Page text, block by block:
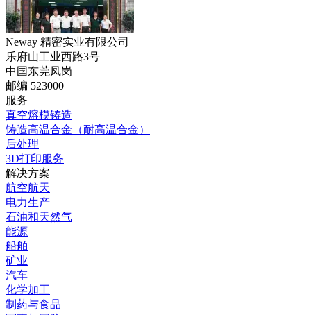
Neway 精密实业有限公司
乐府山工业西路3号
中国东莞凤岗
邮编 523000
服务
真空熔模铸造
铸造高温合金（耐高温合金）
后处理
3D打印服务
解决方案
航空航天
电力生产
石油和天然气
能源
船舶
矿业
汽车
化学加工
制药与食品